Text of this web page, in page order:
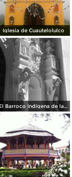
Iglesia de Cuautelolulco
El Barroco Indígena de la Parrroquia de Chignahuapan.